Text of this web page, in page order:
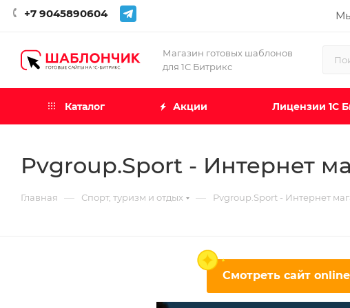
+7 9045890604
Магазин готовых шаблонов
для 1С Битрикс
Каталог Акции Лицензии 1С
Pvgroup.Sport - Интернет
Главная — Спорт, туризм и отдых — Pvgroup.Sport - Интернет
Смотреть сайт online